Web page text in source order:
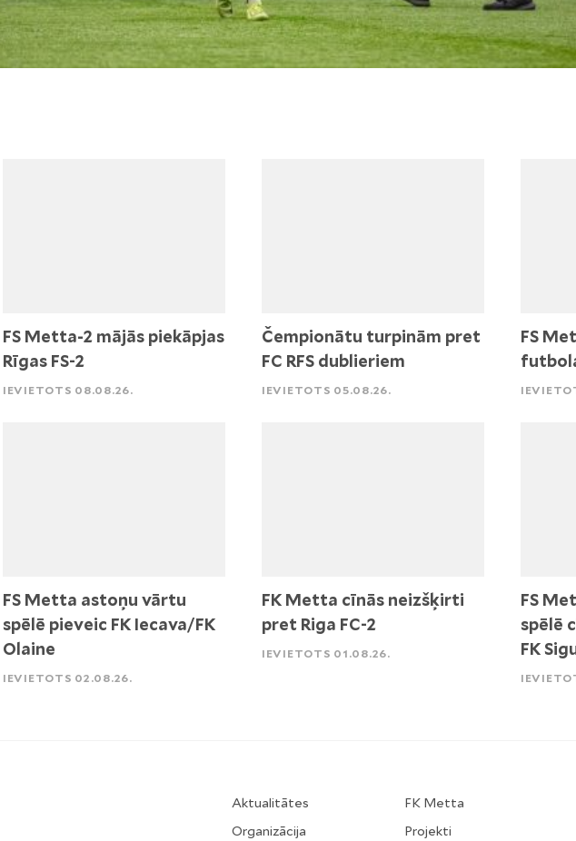
FS Metta-2 mājās piekāpjas
Rīgas FS-2
IEVIETOTS 08.08.26.
Čempionātu turpinām pret
FC RFS dublieriem
IEVIETOTS 05.08.26.
FS
FS Metta astoņu vārtu
spēlē pieveic FK Iecava/FK
Olaine
IEVIETOTS 02.08.26.
FK Metta cīnās neizšķirti
pret Riga FC-2
IEVIETOTS 01.08.26.
FS
spēlē
FK
Aktualitātes
Organizācija
FK Metta
Projekti